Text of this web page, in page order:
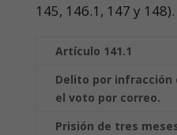
145, 146.1, 147 y 148).
Artículo 141.1
Delito por
el voto por correo.
Prisión de tres